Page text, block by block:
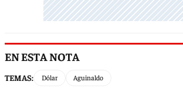
EN ESTA NOTA
TEMAS: Dólar Aguinaldo